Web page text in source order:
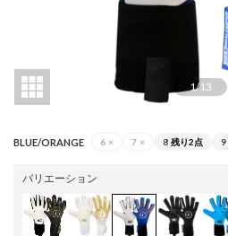
1/13
BLUE/ORANGE 6 × 7 × 8 残り2点 9
バリエーション